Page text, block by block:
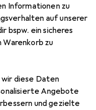
Informationen zu
auf unserer
bspw. ein sicheres
Warenkorb zu
wir diese Daten
Angebote
und gezielte
Zip